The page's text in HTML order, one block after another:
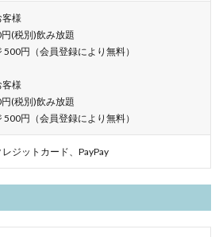
客様
(税別)飲み放題
500円（会員登録により無料）
客様
(税別)飲み放題
500円（会員登録により無料）
ジットカード、PayPay